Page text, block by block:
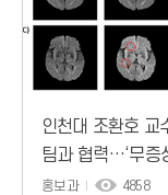
인천대 조환호 교
팀과 협력…‘무증
홍보과 4858